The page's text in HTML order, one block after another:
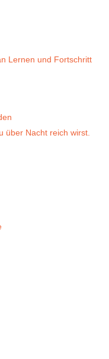
Lernen und Fortschritt
über Nacht reich wirst.